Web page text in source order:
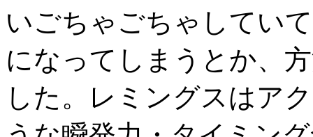
いごちゃごちゃしてい
になってしまうとか、
した。レミングスはア